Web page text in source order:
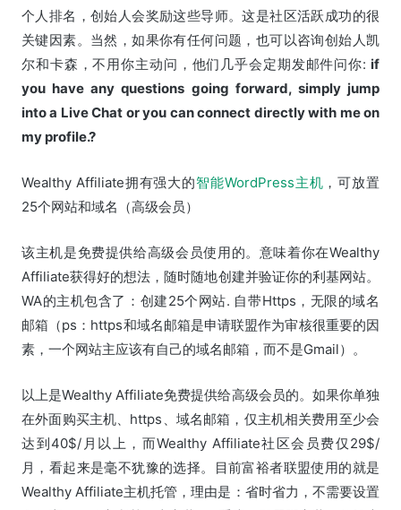
个人排名，创始人会奖励这些导师。这是社区活跃成功的很
关键因素。当然，如果你有任何问题，也可以咨询创始人凯
尔和卡森，不用你主动问，他们几乎会定期发邮件问你: if
you have any questions going forward, simply jump
into a Live Chat or you can connect directly with me on
my profile.?
Wealthy Affiliate拥有强大的智能WordPress主机 ，可放置
25个网站和域名（高级会员）
该主机是免费提供给高级会员使用的。意味着你在Wealthy
Affiliate获得好的想法，随时随地创建并验证你的利基网站。
WA的主机包含了：创建25个网站. 自带Https，无限的域名
邮箱（ps：https和域名邮箱是申请联盟作为审核很重要的因
素，一个网站主应该有自己的域名邮箱，而不是Gmail）。
以上是Wealthy Affiliate免费提供给高级会员的。如果你单独
在外面购买主机、https、域名邮箱，仅主机相关费用至少会
达到40$/月以上，而Wealthy Affiliate社区会员费仅29$/
月，看起来是毫不犹豫的选择。目前富裕者联盟使用的就是
Wealthy Affiliate主机托管，理由是：省时省力，不需要设置